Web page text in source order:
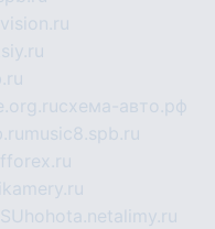
схема-авто.рф
music8.spb.ru
hohota.netalimy.ru